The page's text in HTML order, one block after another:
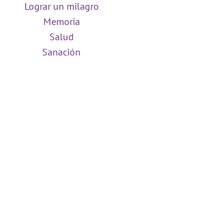
Lograr un milagro
Memoria
Salud
Sanación